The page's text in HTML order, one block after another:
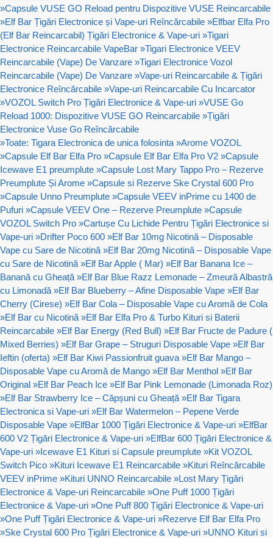
»Capsule VUSE GO Reload pentru Dispozitive VUSE Reincarcabile
»Elf Bar Țigări Electronice și Vape-uri Reîncărcabile »Elfbar Elfa Pro
(Elf Bar Reincarcabil) Țigări Electronice & Vape-uri »Tigari
Electronice Reincarcabile VapeBar »Tigari Electronice VEEV
Reincarcabile (Vape) De Vanzare »Tigari Electronice Vozol
Reincarcabile (Vape) De Vanzare »Vape-uri Reincarcabile & Țigări
Electronice Reîncărcabile »Vape-uri Reincarcabile Cu Incarcator
»VOZOL Switch Pro Țigări Electronice & Vape-uri »VUSE Go
Reload 1000: Dispozitive VUSE GO Reincarcabile »Țigări
Electronice Vuse Go Reîncărcabile
»Toate: Tigara Electronica de unica folosinta »Arome VOZOL
»Capsule Elf Bar Elfa Pro »Capsule Elf Bar Elfa Pro V2 »Capsule
Icewave E1 preumplute »Capsule Lost Mary Tappo Pro – Rezerve
Preumplute Și Arome »Capsule si Rezerve Ske Crystal 600 Pro
»Capsule Unno Preumplute »Capsule VEEV inPrime cu 1400 de
Pufuri »Capsule VEEV One – Rezerve Preumplute »Capsule
VOZOL Switch Pro »Cartușe Cu Lichide Pentru Țigări Electronice si
Vape-uri »Drifter Poco 600 »Elf Bar 10mg Nicotină – Disposable
Vape cu Sare de Nicotină »Elf Bar 20mg Nicotină – Disposable Vape
cu Sare de Nicotină »Elf Bar Apple ( Mar) »Elf Bar Banana Ice –
Banană cu Gheață »Elf Bar Blue Razz Lemonade – Zmeură Albastră
cu Limonadă »Elf Bar Blueberry – Afine Disposable Vape »Elf Bar
Cherry (Cirese) »Elf Bar Cola – Disposable Vape cu Aromă de Cola
»Elf Bar cu Nicotină »Elf Bar Elfa Pro & Turbo Kituri si Baterii
Reincarcabile »Elf Bar Energy (Red Bull) »Elf Bar Fructe de Padure (
Mixed Berries) »Elf Bar Grape – Struguri Disposable Vape »Elf Bar
Ieftin (oferta) »Elf Bar Kiwi Passionfruit guava »Elf Bar Mango –
Disposable Vape cu Aromă de Mango »Elf Bar Menthol »Elf Bar
Original »Elf Bar Peach Ice »Elf Bar Pink Lemonade (Limonada Roz)
»Elf Bar Strawberry Ice – Căpșuni cu Gheață »Elf Bar Tigara
Electronica si Vape-uri »Elf Bar Watermelon – Pepene Verde
Disposable Vape »ElfBar 1000 Țigări Electronice & Vape-uri »ElfBar
600 V2 Țigări Electronice & Vape-uri »ElfBar 600 Țigări Electronice &
Vape-uri »Icewave E1 Kituri si Capsule preumplute »Kit VOZOL
Switch Pico »Kituri Icewave E1 Reincarcabile »Kituri Reîncărcabile
VEEV inPrime »Kituri UNNO Reincarcabile »Lost Mary Țigări
Electronice & Vape-uri Reincarcabile »One Puff 1000 Țigări
Electronice & Vape-uri »One Puff 800 Țigări Electronice & Vape-uri
»One Puff Țigări Electronice & Vape-uri »Rezerve Elf Bar Elfa Pro
»Ske Crystal 600 Pro Țigări Electronice & Vape-uri »UNNO Kituri si